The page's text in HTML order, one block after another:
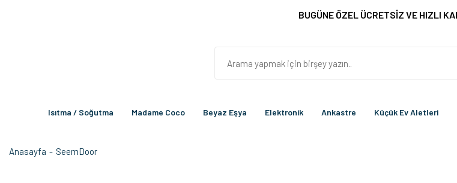
BUGÜNE ÖZEL ÜCRETSİZ VE HIZLI
Isıtma / Soğutma Madame Coco Beyaz Eşya Elektronik Ankastre Küçük Ev Aletleri
Anasayfa SeemDoor